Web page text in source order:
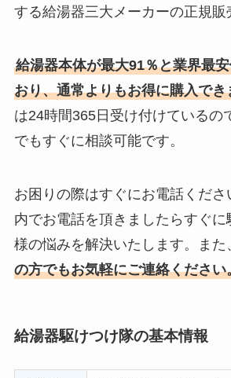
する給湯器三大メーカーの正規販
給湯器本体が最大91％と業界最
おり、通常よりもお得に購入でき
は24時間365日受け付けているの
でもすぐに相談可能です。
お困りの際はすぐにお電話くださ
内でお電話を頂きましたらすぐに
様の悩みを解決いたします。また
の方でもお気軽にご連絡ください
給湯器駆けつけ隊の基本情報